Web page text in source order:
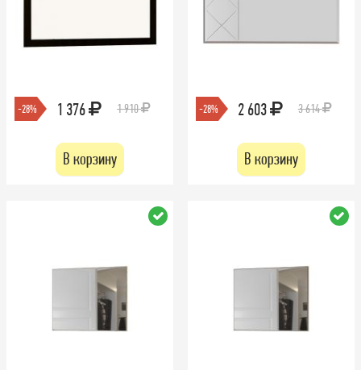
-28% 1 376 1 910
В корзину
-28% 2 603 3 614
В корзину